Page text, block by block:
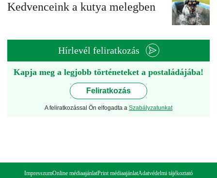
Kedvenceink a kutya melegben
Hírlevél feliratkozás
Kapja meg a legjobb történeteket a postaládájába!
Feliratkozás
A feliratkozással Ön elfogadta a Szabályzatunkat
ImpresszumOnline médiaajánlatPrint médiaajánlatAdatvédelmi tájékoztató